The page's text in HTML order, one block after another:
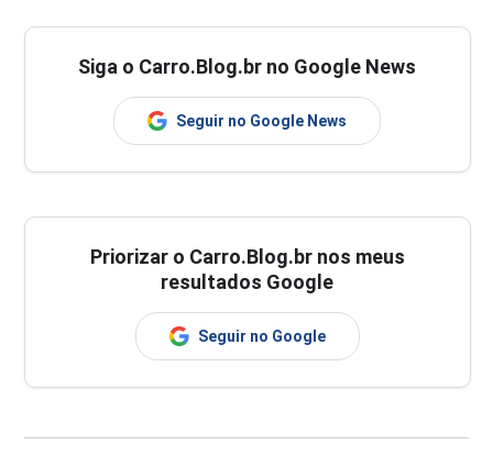
Siga o Carro.Blog.br no Google News
Seguir no Google News
Priorizar o Carro.Blog.br nos meus
resultados Google
Seguir no Google